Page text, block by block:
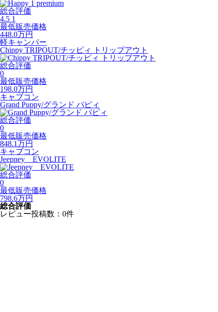
総合評価
4.5 1
最低販売価格
448.0万円
軽キャンパー
Chippy TRIPOUT/チッピィ トリップアウト
総合評価
0
最低販売価格
198.0万円
キャブコン
Grand Puppy/グランド パピィ
総合評価
0
最低販売価格
848.1万円
キャブコン
Jeepney EVOLITE
総合評価
0
最低販売価格
798.6万円
総合評価
レビュー投稿数：0件